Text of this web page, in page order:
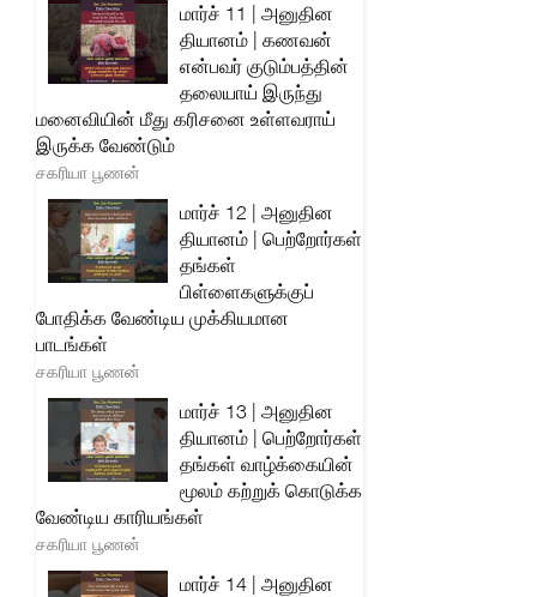
மார்ச் 11 | அனுதின
தியானம் | கணவன்
என்பவர் குடும்பத்தின்
தலையாய் இருந்து
மனைவியின் மீது கரிசனை உள்ளவராய்
இருக்க வேண்டும்
சகரியா பூணன்
மார்ச் 12 | அனுதின
தியானம் | பெற்றோர்கள்
தங்கள்
பிள்ளைகளுக்குப்
போதிக்க வேண்டிய முக்கியமான
பாடங்கள்
சகரியா பூணன்
மார்ச் 13 | அனுதின
தியானம் | பெற்றோர்கள்
தங்கள் வாழ்க்கையின்
மூலம் கற்றுக் கொடுக்க
வேண்டிய காரியங்கள்
சகரியா பூணன்
மார்ச் 14 | அனுதின